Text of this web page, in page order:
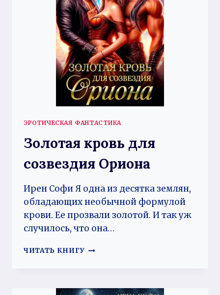
ЭРОТИЧЕСКАЯ ФАНТАСТИКА
Золотая кровь для
созвездия Ориона
Ирен Софи Я одна из десятка землян,
обладающих необычной формулой
крови. Ее прозвали золотой. И так уж
случилось, что она…
ЧИТАТЬ КНИГУ ЗОЛОТАЯ
ОРИОНА